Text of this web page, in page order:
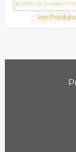
NOTIFICAR QUANDO
Ver Produto